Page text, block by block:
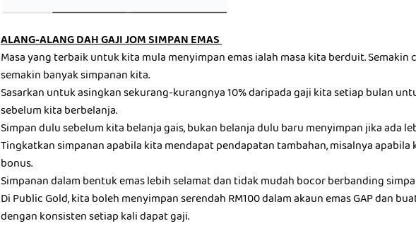
ALANG-ALANG DAH GAJI JOM SIMPAN EMAS
Masa yang terbaik untuk kita mula menyimpan emas ialah masa kita berduit. Semakin
semakin banyak simpanan kita.
Sasarkan untuk asingkan sekurang-kurangnya 10% daripada gaji kita setiap bulan
sebelum kita berbelanja.
Simpan dulu sebelum kita belanja gais, bukan belanja dulu baru menyimpan jika ada
Tingkatkan simpanan apabila kita mendapat pendapatan tambahan, misalnya apabila
bonus.
Simpanan dalam bentuk emas lebih selamat dan tidak mudah bocor berbanding
Di Public Gold, kita boleh menyimpan serendah RM100 dalam akaun emas GAP dan
dengan konsisten setiap kali dapat gaji.